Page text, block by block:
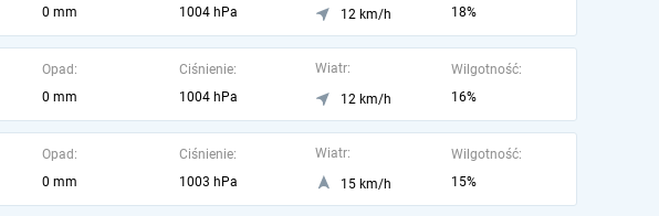
0 mm
1004 hPa
12 km/h
18%
Opad:
0 mm
Ciśnienie:
1004 hPa
Wiatr:
12 km/h
Wilgotność:
16%
Opad:
0 mm
Ciśnienie:
1003 hPa
Wiatr:
15 km/h
Wilgotność:
15%